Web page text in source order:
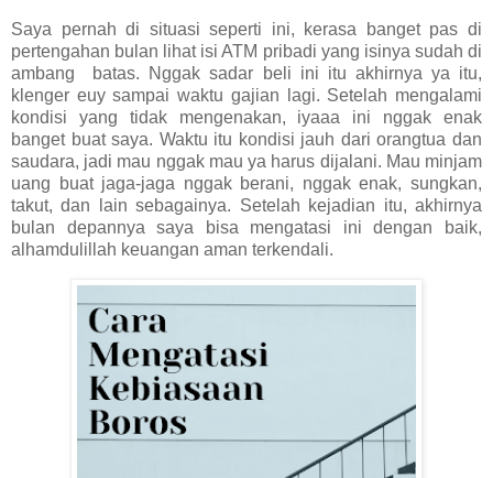
Saya pernah di situasi seperti ini, kerasa banget pas di
pertengahan bulan lihat isi ATM pribadi yang isinya sudah di
ambang batas. Nggak sadar beli ini itu akhirnya ya itu,
klenger euy sampai waktu gajian lagi. Setelah mengalami
kondisi yang tidak mengenakan, iyaaa ini nggak enak
banget buat saya. Waktu itu kondisi jauh dari orangtua dan
saudara, jadi mau nggak mau ya harus dijalani. Mau minjam
uang buat jaga-jaga nggak berani, nggak enak, sungkan,
takut, dan lain sebagainya. Setelah kejadian itu, akhirnya
bulan depannya saya bisa mengatasi ini dengan baik,
alhamdulillah keuangan aman terkendali.